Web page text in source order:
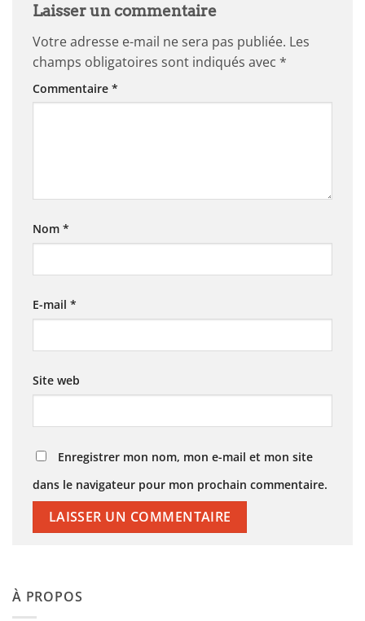
Laisser un commentaire
Votre adresse e-mail ne sera pas publiée. Les
champs obligatoires sont indiqués avec *
Commentaire *
Nom *
E-mail *
Site web
Enregistrer mon nom, mon e-mail et mon site
dans le navigateur pour mon prochain commentaire.
À PROPOS